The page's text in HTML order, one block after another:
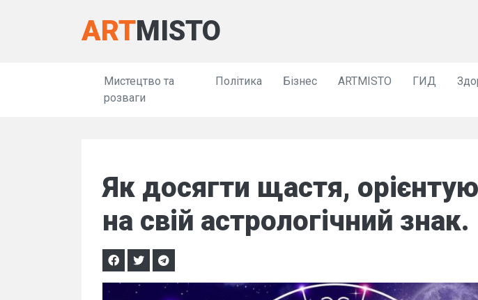
ARTMISTO
Мистецтво та
розваги
Політика Бізнес ARTMISTO ГИД
Як досягти щастя,
на свій астрологічний знак.